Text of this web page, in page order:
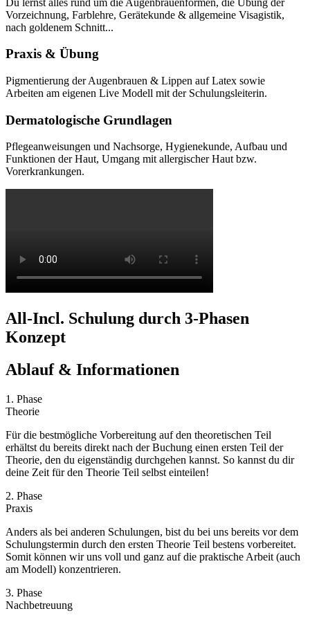
Vorzeichnung, Farblehre, Gerätekunde & allgemeine Visagistik,
nach goldenem Schnitt...
Praxis & Übung
Pigmentierung der Augenbrauen & Lippen auf Latex sowie
Arbeiten am eigenen Live Modell mit der Schulungsleiterin.
Dermatologische Grundlagen
Pflegeanweisungen und Nachsorge, Hygienekunde, Aufbau und
Funktionen der Haut, Umgang mit allergischer Haut bzw.
Vorerkrankungen.
All-Incl. Schulung durch 3-Phasen
Konzept
Ablauf & Informationen
1. Phase
Theorie
Für die bestmögliche Vorbereitung auf den theoretischen Teil
erhältst du bereits direkt nach der Buchung einen ersten Teil der
Theorie, den du eigenständig durchgehen kannst. So kannst du dir
deine Zeit für den Theorie Teil selbst einteilen!
2. Phase
Praxis
Anders als bei anderen Schulungen, bist du bei uns bereits vor dem
Schulungstermin durch den ersten Theorie Teil bestens vorbereitet.
Somit können wir uns voll und ganz auf die praktische Arbeit (auch
am Modell) konzentrieren.
3. Phase
Nachbetreuung